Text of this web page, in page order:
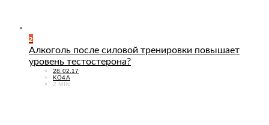
2
Алкоголь после силовой тренировки повышает
уровень тестостерона?
POSTED
ON
28.02.17
KO4A
2 MIN